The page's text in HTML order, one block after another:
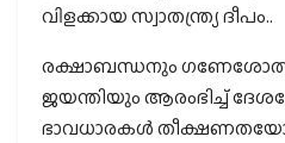
വിളക്കായ സ്വാതന്ത്ര്യ ദീപം..
രക്ഷാബന്ധനും
ജയന്തിയും ആരംഭിച്ച്
ഭാവധാരകൾ